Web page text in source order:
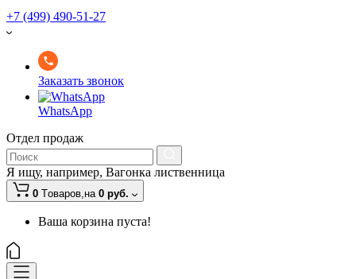
+7 (499) 490-51-27
Заказать звонок
WhatsApp
Отдел продаж
Я ищу, например, Вагонка лиственница
0 Tоваров,на 0 руб.
Ваша корзина пуста!